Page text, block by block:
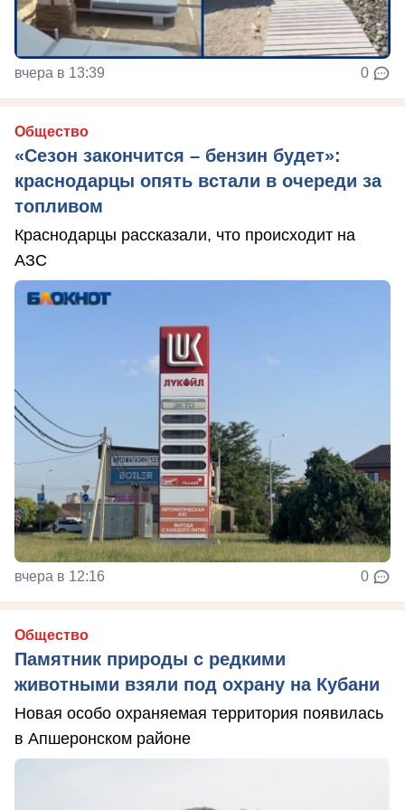
вчера в 13:39 0
Общество
«Сезон закончится – бензин будет»:
краснодарцы опять встали в очереди за
топливом
Краснодарцы рассказали, что происходит на
АЗС
вчера в 12:16 0
Общество
Памятник природы с редкими
животными взяли под охрану на Кубани
Новая особо охраняемая территория появилась
в Апшеронском районе